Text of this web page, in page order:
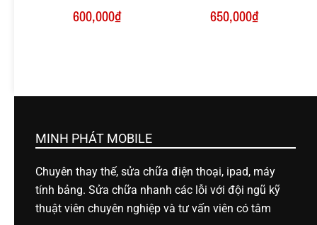
600,000₫
650,000₫
MINH PHÁT MOBILE
Chuyên thay thế, sửa chữa điện thoại, ipad, máy
tính bảng. Sửa chữa nhanh các lỗi với đội ngũ kỹ
thuật viên chuyên nghiệp và tư vấn viên có tâm